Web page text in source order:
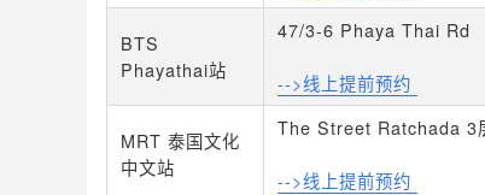
BTS
Phayathai站
47/3-6 Phaya Thai Rd
-->线上提前预约
MRT 泰国文化
中文站
The Street Ratchada 3
-->线上提前预约